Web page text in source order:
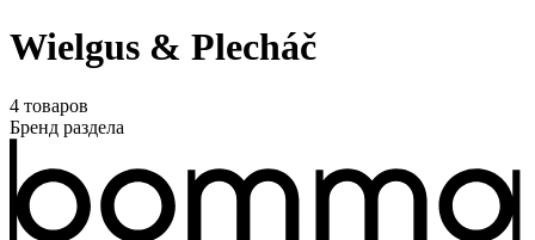
Wielgus & Plecháč
4 товаров
Бренд раздела